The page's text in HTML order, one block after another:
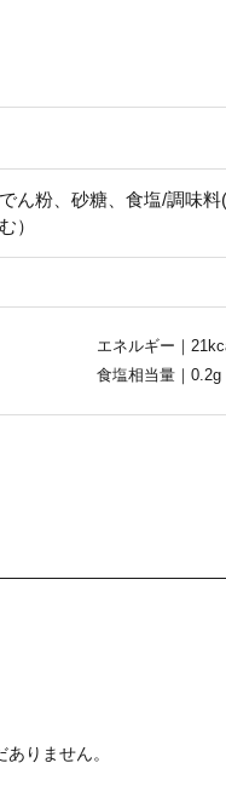
ん粉、砂糖、食塩/調味料
）
エネルギー｜
食塩相当量｜0.2g
りません。